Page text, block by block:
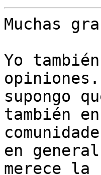
Muchas
Yo
supongo
también
en
merece la